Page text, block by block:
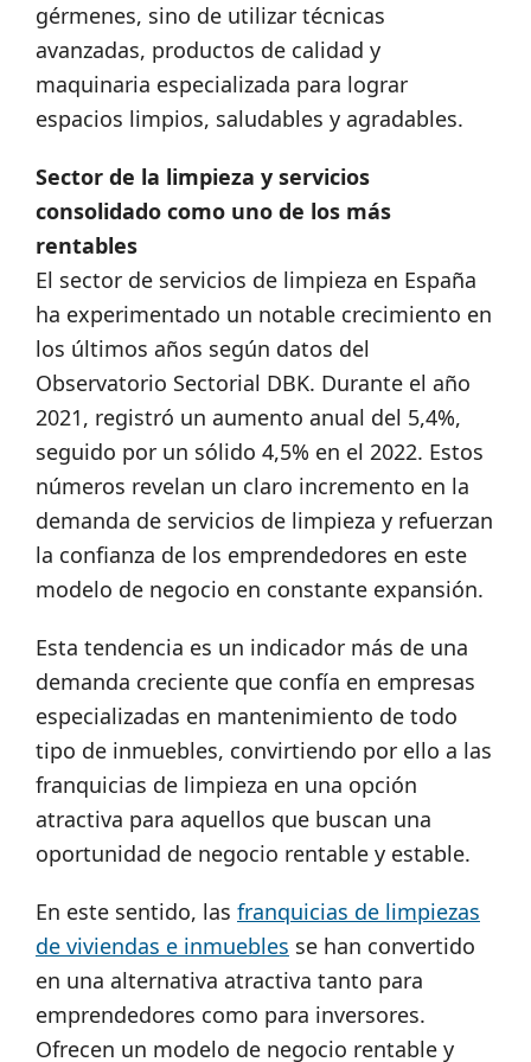
gérmenes, sino de utilizar técnicas
avanzadas, productos de calidad y
maquinaria especializada para lograr
espacios limpios, saludables y agradables.
Sector de la limpieza y servicios
consolidado como uno de los más
rentables
El sector de servicios de limpieza en España
ha experimentado un notable crecimiento en
los últimos años según datos del
Observatorio Sectorial DBK. Durante el año
2021, registró un aumento anual del 5,4%,
seguido por un sólido 4,5% en el 2022. Estos
números revelan un claro incremento en la
demanda de servicios de limpieza y refuerzan
la confianza de los emprendedores en este
modelo de negocio en constante expansión.
Esta tendencia es un indicador más de una
demanda creciente que confía en empresas
especializadas en mantenimiento de todo
tipo de inmuebles, convirtiendo por ello a las
franquicias de limpieza en una opción
atractiva para aquellos que buscan una
oportunidad de negocio rentable y estable.
En este sentido, las franquicias de limpiezas
de viviendas e inmuebles se han convertido
en una alternativa atractiva tanto para
emprendedores como para inversores.
Ofrecen un modelo de negocio rentable y